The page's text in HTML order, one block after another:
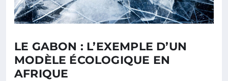
LE GABON : L’EXEMPLE D’UN
MODÈLE ÉCOLOGIQUE EN
AFRIQUE